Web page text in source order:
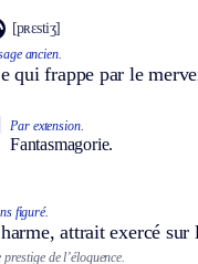
[pʀɛstiʒ]
ancien.
qui frappe par le
Par extension.
Fantasmagorie.
figuré.
attrait exercé sur
prestige de l’éloquence.